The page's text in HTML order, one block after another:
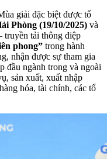
giải đặc biệt được tổ
Phòng (19/10/2025) và
truyền tải thông điệp
phong” trong hành
nhận được sự tham gia
đầu ngành trong và ngoài
sản xuất, xuất nhập
hóa, tài chính, các tổ